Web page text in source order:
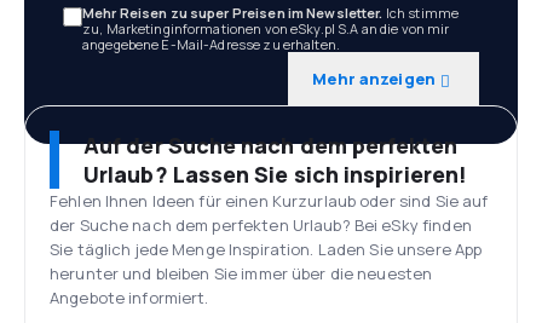
Mehr Reisen zu super Preisen im Newsletter. Ich stimme
zu, Marketinginformationen von eSky.pl S.A an die von mir
angegebene E-Mail-Adresse zu erhalten.
Mehr anzeigen
Auf der Suche nach dem perfekten
Urlaub? Lassen Sie sich inspirieren!
Fehlen Ihnen Ideen für einen Kurzurlaub oder sind Sie auf
der Suche nach dem perfekten Urlaub? Bei eSky finden
Sie täglich jede Menge Inspiration. Laden Sie unsere App
herunter und bleiben Sie immer über die neuesten
Angebote informiert.